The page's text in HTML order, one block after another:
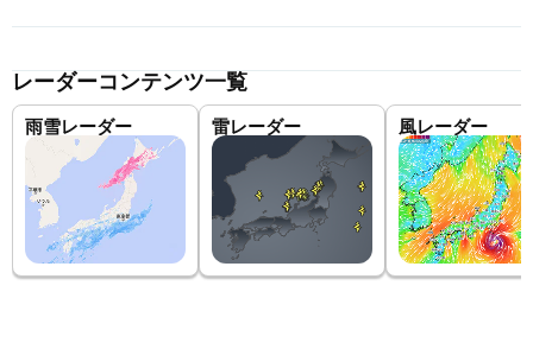
レーダーコンテンツ一覧
雨雪レーダー 雷レーダー 風レーダー